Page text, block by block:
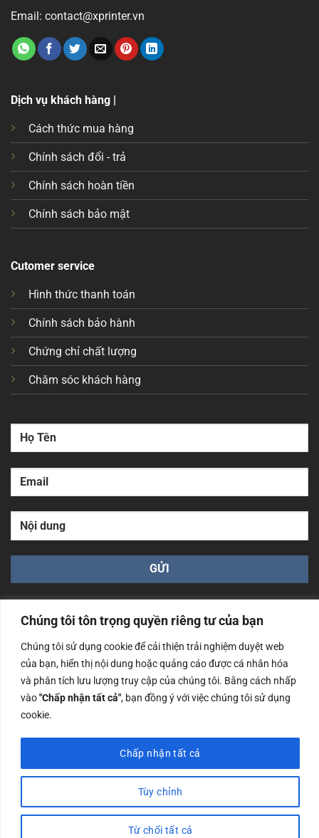
Chúng tôi tôn trọng quyền riêng tư của bạn
Chúng tôi sử dụng cookie để cải thiện trải nghiệm duyệt web
của bạn, hiển thị nội dung hoặc quảng cáo được cá nhân hóa
và phân tích lưu lượng truy cập của chúng tôi. Bằng cách nhấp
vào"Chấp nhận tất cả", bạn đồng ý với việc chúng tôi sử dụng
cookie.
Tùy chỉnh
Từ chối tất cả
Chấp nhận tất cả
Email: contact@xprinter.vn
Dịch vụ khách hàng |
Cách thức mua hàng
Chính sách đổi - trả
Chính sách hoàn tiền
Chính sách bảo mật
Cutomer service
Hình thức thanh toán
Chính sách bảo hành
Chứng chỉ chất lượng
Chăm sóc khách hàng
Công ty TNHH Nam Bình Xương - Số ĐKKD: 0108783483
cấp ngày 14/06/2019 bởi Sở Kế Hoạch và Đầu Tư Tp. Hà
Nội
Copyrights @2023 Nam Binh Xuong. All Rights Reserved